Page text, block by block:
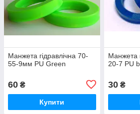
Манжета гідравлічна 70-
55-9мм PU Green
60 ₴
Купити
Манжета
20-7 PU
30₴